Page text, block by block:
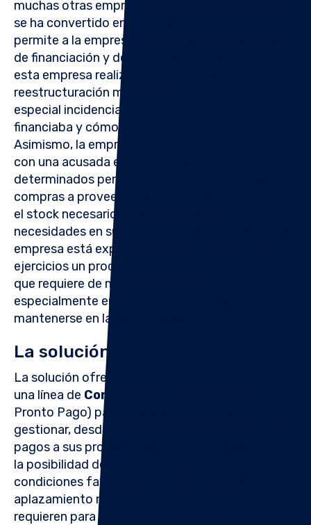
muchas otras empresas del sector alimentación,
se ha convertido en una cuestión clave que
permite a la empresa afrontar sus necesidades
de financiación y de crecimiento. Diez años atrás,
esta empresa realizó un proceso de
reestructuración muy profundo que tuvo
especial incidencia en la forma en cómo se
financiaba y cómo pagaba a sus proveedores.
Asimismo, la empresa tiene un ciclo de compras
con una acusada estacionalidad en
determinados periodos del año, con grandes
compras a proveedores para poder generar todo
el stock necesario para satisfacer las
necesidades en sus puntos de venta. Además, la
empresa está experimentando en los últimos
ejercicios un proceso de crecimiento importante
que requiere de músculo financiero,
especialmente en cuanto a circulante, para poder
mantenerse en la senda del éxito.
La solución de Novicap
La solución ofrecida por
una línea de Confirming
Pronto Pago) para que la empresa pueda
gestionar, desde la plataforma de Novicap, los
pagos a sus proveedores a la vez que les ofrece
la posibilidad de anticipar sus facturas en unas
condiciones favorables y facilitarle así el
aplazamiento necesario que sus flujos de caja le
requieren para optimizar su tesorería.